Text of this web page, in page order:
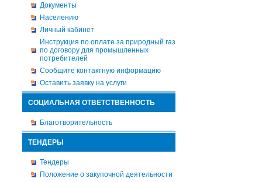
Документы
Населению
Личный кабинет
Инструкция по оплате за природный газ
по договору для промышленных
потребителей
Сообщите контактную информацию
Оставить заявку на услуги
СОЦИАЛЬНАЯ ОТВЕТСТВЕННОСТЬ
Благотворительность
ТЕНДЕРЫ
Тендеры
Положение о закупочной деятельности